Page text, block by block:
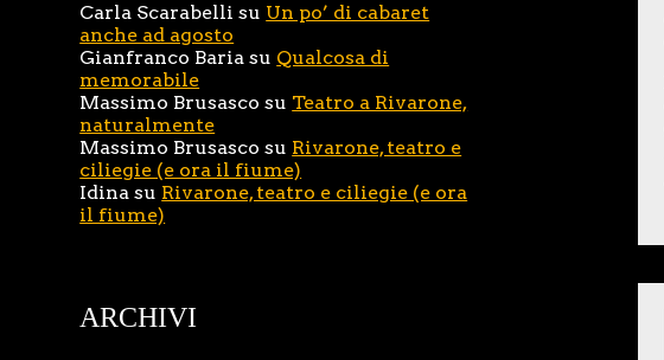
Carla Scarabelli su Un po’ di cabaret
anche ad agosto
Gianfranco Baria su Qualcosa di
memorabile
Massimo Brusasco su Teatro a Rivarone,
naturalmente
Massimo Brusasco su Rivarone, teatro e
ciliegie (e ora il fiume)
Idina su Rivarone, teatro e ciliegie (e ora
il fiume)
ARCHIVI